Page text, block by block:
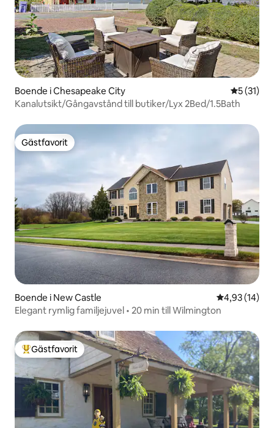
Boende i Chesapeake City 5 av 5 i
5 (31)
Kanalutsikt/Gångavstånd till butiker/Lyx 2Bed/1.5Bath
Gästfavorit
Gästfavorit
Boende i New Castle 4,93 av 5 i
4,93 (14)
Elegant rymlig familjejuvel • 20 min till Wilmington
Populär gästfavorit
Gästfavorit